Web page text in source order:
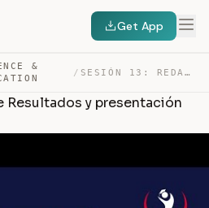
Get App
&
/ SESIÓN 13: REDACCIÓN DE RESULTADOS Y PRESENTACIÓN VISUAL — TRANSCRIPT
Resultados y presentación